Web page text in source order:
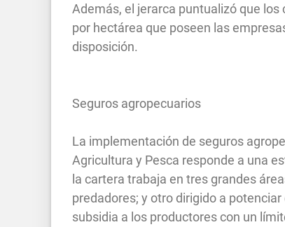
Además, el jerarca puntualizó que
por hectárea que poseen las
disposición.
Seguros agropecuarios
La implementación de seguros
Agricultura y Pesca responde a una
la cartera trabaja en tres grandes
predadores; y otro dirigido a
subsidia a los productores con un